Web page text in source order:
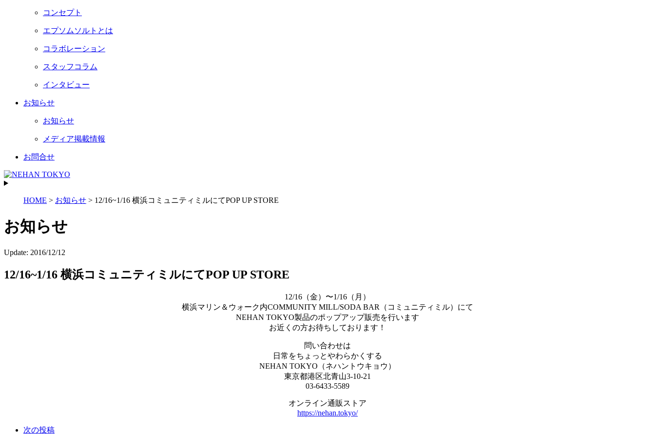
コンセプト
エプソムソルトとは
コラボレーション
スタッフコラム
インタビュー
お知らせ
お知らせ
メディア掲載情報
お問合せ
HOME > お知らせ > 12/16~1/16 横浜コミュニティミルにてPOP UP STORE
お知らせ
Update: 2016/12/12
12/16~1/16 横浜コミュニティミルにてPOP UP STORE
12/16（金）〜1/16（月）
横浜マリン＆ウォーク内COMMUNITY MILL/SODA BAR（コミュニティミル）にて
NEHAN TOKYO製品のポップアップ販売を行います
お近くの方お待ちしております！
問い合わせは
日常をちょっとやわらかくする
NEHAN TOKYO（ネハントウキョウ）
東京都港区北青山3-10-21
03-6433-5589
オンライン通販ストア
https://nehan.tokyo/
次の投稿